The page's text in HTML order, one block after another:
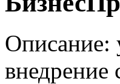
Описание:
внедрение